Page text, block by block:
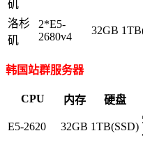
矶
洛杉
矶
2*E5-
2680v4
32GB
韩国站群服务器
CPU 内存 硬盘
E5-2620 32GB 1TB(SSD)